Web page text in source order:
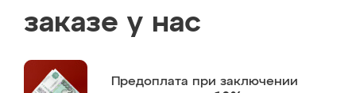
заказе у нас
Предоплата при заключении